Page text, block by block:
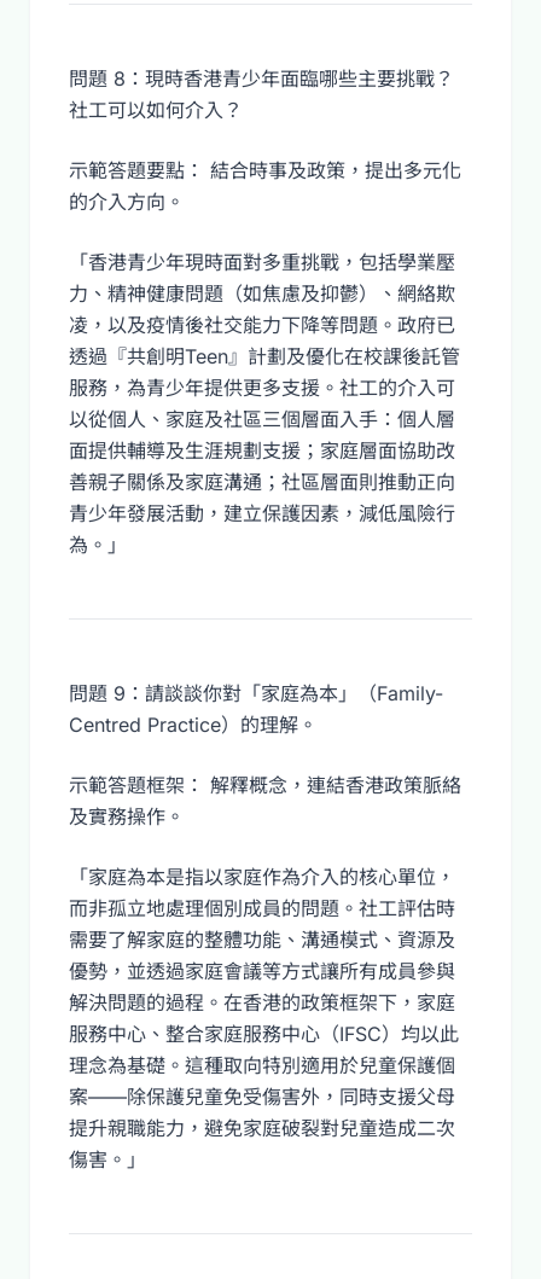
問題 8：現時香港青少年面臨哪些主要挑戰？
社工可以如何介入？
示範答題要點： 結合時事及政策，提出多元化
的介入方向。
「香港青少年現時面對多重挑戰，包括學業壓
力、精神健康問題（如焦慮及抑鬱）、網絡欺
凌，以及疫情後社交能力下降等問題。政府已
透過『共創明Teen』計劃及優化在校課後託管
服務，為青少年提供更多支援。社工的介入可
以從個人、家庭及社區三個層面入手：個人層
面提供輔導及生涯規劃支援；家庭層面協助改
善親子關係及家庭溝通；社區層面則推動正向
青少年發展活動，建立保護因素，減低風險行
為。」
問題 9：請談談你對「家庭為本」（Family-
Centred Practice）的理解。
示範答題框架： 解釋概念，連結香港政策脈絡
及實務操作。
「家庭為本是指以家庭作為介入的核心單位，
而非孤立地處理個別成員的問題。社工評估時
需要了解家庭的整體功能、溝通模式、資源及
優勢，並透過家庭會議等方式讓所有成員參與
解決問題的過程。在香港的政策框架下，家庭
服務中心、整合家庭服務中心（IFSC）均以此
理念為基礎。這種取向特別適用於兒童保護個
案——除保護兒童免受傷害外，同時支援父母
提升親職能力，避免家庭破裂對兒童造成二次
傷害。」